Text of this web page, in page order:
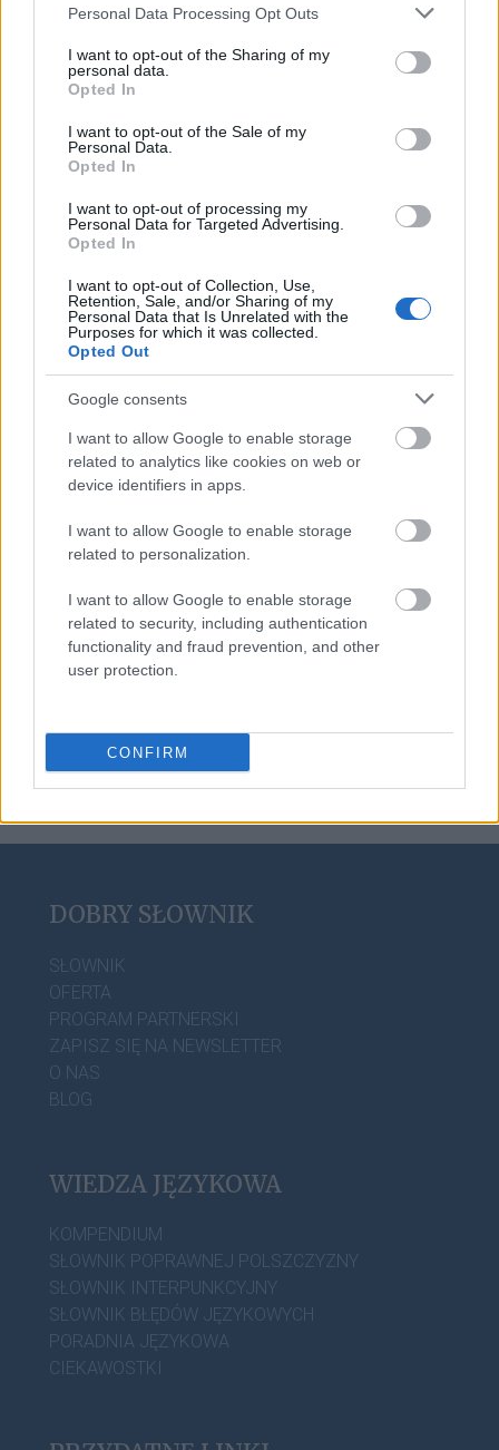
Please note that this website/app uses one or more Google
not limited to your visit or usage behaviour. You may click to
grant or deny consent to Google and its third-party tags to
use your data for below specified purposes in below Google
consent section.
Personal Data Processing Opt Outs
I want to opt-out of the Sharing of my
personal data.
Opted In
I want to opt-out of the Sale of my
Personal Data.
Opted In
I want to opt-out of processing my
Personal Data for Targeted Advertising.
Opted In
I want to opt-out of Collection, Use,
Retention, Sale, and/or Sharing of my
Personal Data that Is Unrelated with the
Purposes for which it was collected.
Opted Out
Google consents
I want to allow Google to enable storage
related to analytics like cookies on web or
device identifiers in apps.
I want to allow Google to enable storage
related to personalization.
I want to allow Google to enable storage
related to security, including authentication
functionality and fraud prevention, and other
user protection.
CONFIRM
Mogą Cię zainteresować również hasła
wpół
zzuć
cyrylica
sitar
boysband
toreador
DOBRY SŁOWNIK
SŁOWNIK
OFERTA
PROGRAM PARTNERSKI
ZAPISZ SIĘ NA NEWSLETTER
O NAS
BLOG
WIEDZA JĘZYKOWA
KOMPENDIUM
SŁOWNIK POPRAWNEJ POLSZCZYZNY
SŁOWNIK INTERPUNKCYJNY
SŁOWNIK BŁĘDÓW JĘZYKOWYCH
PORADNIA JĘZYKOWA
CIEKAWOSTKI